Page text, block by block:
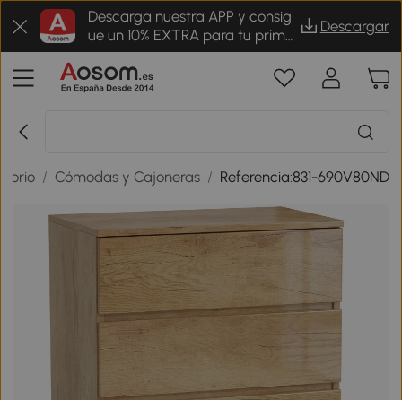
Descarga nuestra APP y consig
ue un 10% EXTRA para tu prime
r pedido
Descargar
/ Cómodas y Cajoneras / Referencia:831-690V80ND